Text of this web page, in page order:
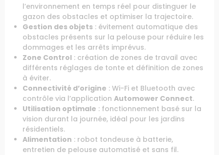
l’environnement en temps réel pour distinguer le
gazon des obstacles et optimiser la trajectoire.
Gestion des objets : évitement automatique des
obstacles présents sur la pelouse pour réduire les
dommages et les arrêts imprévus.
Zone Control : création de zones de travail avec
différents réglages de tonte et définition de zones
à éviter.
Connectivité d’origine : Wi-Fi et Bluetooth avec
contrôle via l’application Automower Connect.
Utilisation optimale : fonctionnement basé sur la
vision durant la journée, idéal pour les jardins
résidentiels.
Alimentation : robot tondeuse à batterie,
entretien de pelouse automatisé et sans fil.